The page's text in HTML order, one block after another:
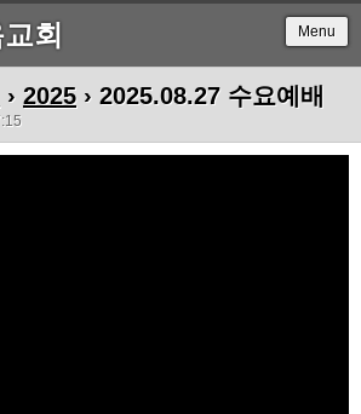
회 Menu
› 2025 › 2025.08.27 수요예배